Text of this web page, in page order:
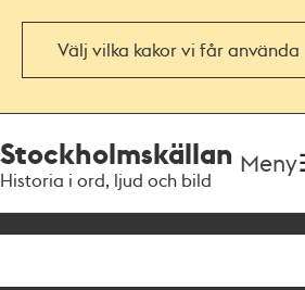
Välj vilka kakor vi får använda
Stockholmskällan
Historia i ord, ljud och bild
Meny